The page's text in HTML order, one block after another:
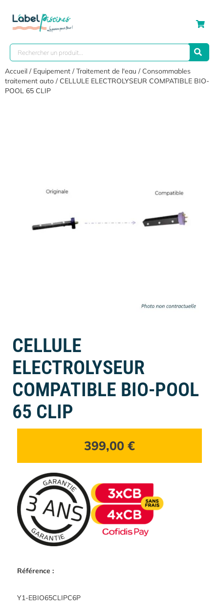
Accueil / Equipement /Traitement de l'eau / Consommables
traitement auto / CELLULE ELECTROLYSEUR COMPATIBLE BIO-
POOL 65 CLIP
CELLULE
ELECTROLYSEUR
COMPATIBLE BIO-POOL
65 CLIP
399,00 €
Référence :
Y1-EBIO65CLIPC6P